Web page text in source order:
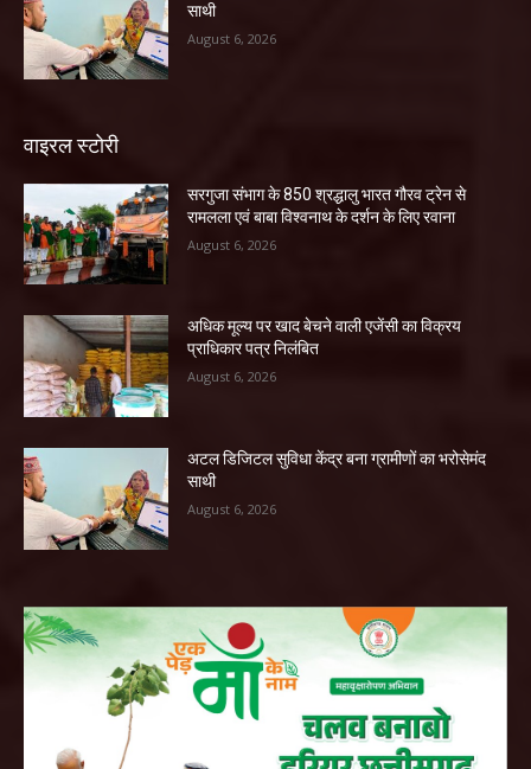
साथी
August 6, 2026
वाइरल स्टोरी
सरगुजा संभाग के 850 श्रद्धालु भारत गौरव ट्रेन से
रामलला एवं बाबा विश्वनाथ के दर्शन के लिए रवाना
August 6, 2026
अधिक मूल्य पर खाद बेचने वाली एजेंसी का विक्रय
प्राधिकार पत्र निलंबित
August 6, 2026
अटल डिजिटल सुविधा केंद्र बना ग्रामीणों का भरोसेमंद
साथी
August 6, 2026